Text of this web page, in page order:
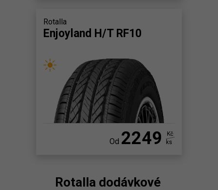
Rotalla
Enjoyland H/T RF10
Od 2249
Kč
ks
Rotalla dodávkové